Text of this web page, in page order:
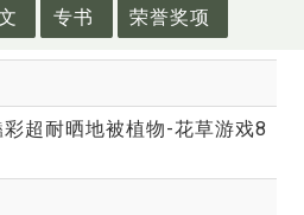
专书 荣誉奖项
超耐晒地被植物-花草游戏8